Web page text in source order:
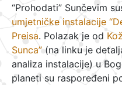
“Prohodati” Sunčevim
umjetničke instalacije
Preisa. Polazak je od
Sunca” (na linku je
analiza instalacije) u
planeti su raspoređeni